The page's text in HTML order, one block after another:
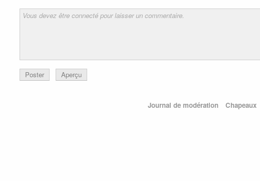
Poster Aperçu
Journal de modération Chapeaux